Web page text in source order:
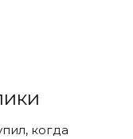
когда